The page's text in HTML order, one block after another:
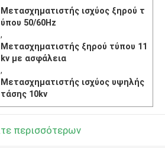
Μετασχηματιστής ισχύος ξηρού τ
ύπου 50/60Hz
,
Μετασχηματιστής ξηρού τύπου 11
kv με ασφάλεια
,
Μετασχηματιστής ισχύος υψηλής
τάσης 10kv
περισσότερων